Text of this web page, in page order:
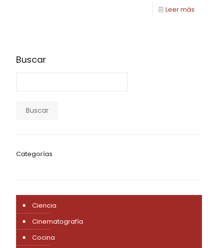
Leer más
Buscar
Buscar
Categorías
Ciencia
Cinematografía
Cocina